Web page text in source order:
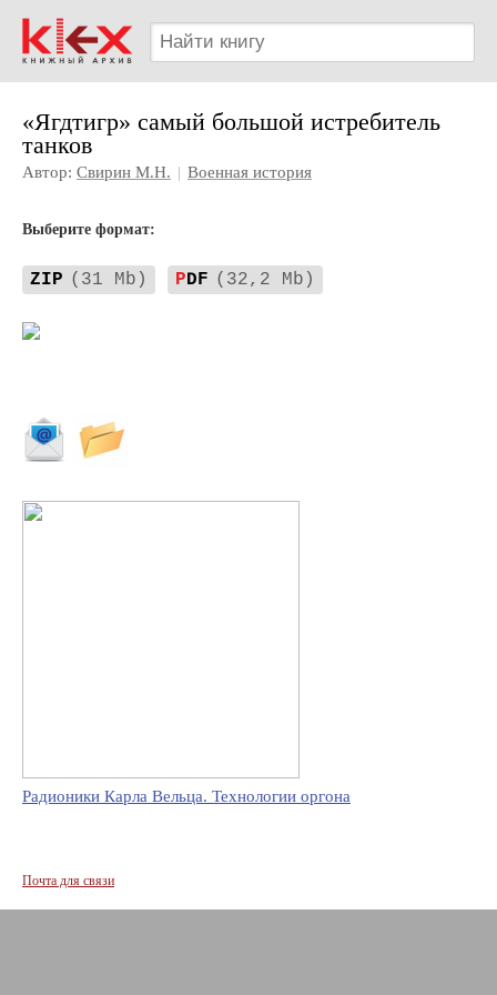
«Ягдтигр» самый большой истребитель
танков
Автор: Свирин М.Н. | Военная история
Выберите формат:
ZIP (31 Mb) PDF (32,2 Mb)
Радионики Карла Вельца. Технологии оргона
Почта для связи